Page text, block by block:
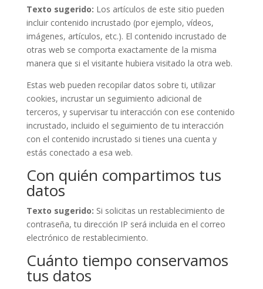
Texto sugerido: Los artículos de este sitio pueden
incluir contenido incrustado (por ejemplo, vídeos,
imágenes, artículos, etc.). El contenido incrustado de
otras web se comporta exactamente de la misma
manera que si el visitante hubiera visitado la otra web.
Estas web pueden recopilar datos sobre ti, utilizar
cookies, incrustar un seguimiento adicional de
terceros, y supervisar tu interacción con ese contenido
incrustado, incluido el seguimiento de tu interacción
con el contenido incrustado si tienes una cuenta y
estás conectado a esa web.
Con quién compartimos tus
datos
Texto sugerido: Si solicitas un restablecimiento de
contraseña, tu dirección IP será incluida en el correo
electrónico de restablecimiento.
Cuánto tiempo conservamos
tus datos